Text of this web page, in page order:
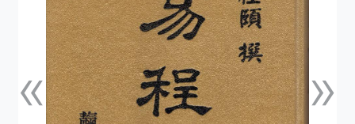
«
上一張 »下一